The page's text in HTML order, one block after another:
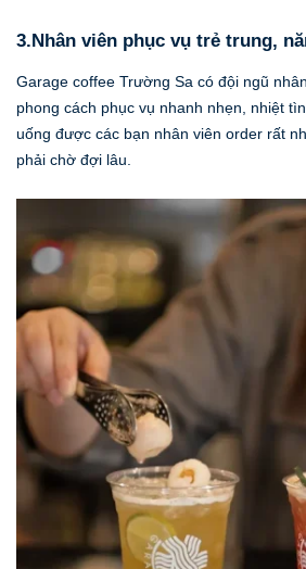
3.Nhân viên phục vụ trẻ trung,
Garage coffee Trường Sa có đội ngũ
phong cách phục vụ nhanh nhẹn, nhiệt
uống được các bạn nhân viên order rất
phải chờ đợi lâu.